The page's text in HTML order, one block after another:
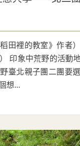
田裡的教室》作者
印象中荒野的活動
臺北親子團二團要
想...